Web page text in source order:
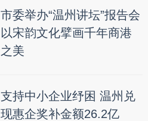
市委举办“温州讲坛”报告会
以宋韵文化擘画千年商港
之美
支持中小企业纾困 温州兑
现惠企奖补金额26.2亿